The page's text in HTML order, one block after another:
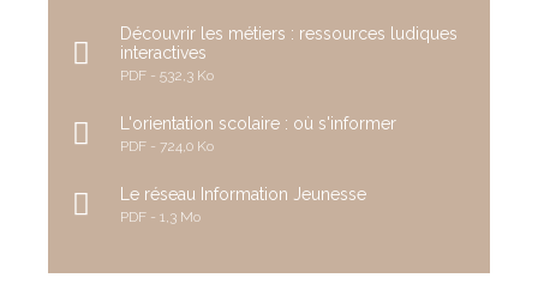
Découvrir les métiers : ressources ludiques
interactives
PDF 532,3 Ko
L'orientation scolaire : où s'informer
PDF 724,0 Ko
Le réseau Information Jeunesse
PDF 1,3 Mo